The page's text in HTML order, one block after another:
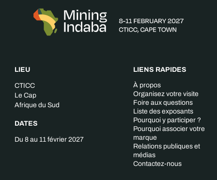
LIEU
CTICC
Le Cap
Afrique du Sud
DATES
Du 8 au 11 février 2027
LIENS RAPIDES
À propos
Organisez votre visite
Foire aux questions
Liste des exposants
Pourquoi y participer ?
Pourquoi associer votre
marque
Relations publiques et
médias
Contactez-nous